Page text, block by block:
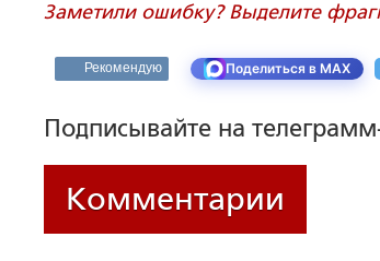
Заметили ошибку? Выделите
Рекомендую Поделиться в MAX
Подписывайте на
Комментарии